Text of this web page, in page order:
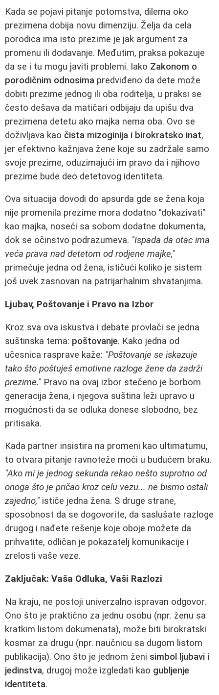
Kada se pojavi pitanje potomstva, dilema oko
prezimena dobija novu dimenziju. Želja da cela
porodica ima isto prezime je jak argument za
promenu ili dodavanje. Međutim, praksa pokazuje
da se i tu mogu javiti problemi. Iako Zakonom o
porodičnim odnosima predviđeno da dete može
dobiti prezime jednog ili oba roditelja, u praksi se
često dešava da matičari odbijaju da upišu dva
prezimena detetu ako majka nema oba. Ovo se
doživljava kao čista mizoginija i birokratsko inat,
jer efektivno kažnjava žene koje su zadržale samo
svoje prezime, oduzimajući im pravo da i njihovo
prezime bude deo detetovog identiteta.
Ova situacija dovodi do apsurda gde se žena koja
nije promenila prezime mora dodatno "dokazivati"
kao majka, noseći sa sobom dodatne dokumenta,
dok se očinstvo podrazumeva. "Ispada da otac ima
veća prava nad detetom od rodjene majke,"
primećuje jedna od žena, ističući koliko je sistem
još uvek zasnovan na patrijarhalnim shvatanjima.
Ljubav, Poštovanje i Pravo na Izbor
Kroz sva ova iskustva i debate provlači se jedna
suštinska tema: poštovanje. Kako jedna od
učesnica rasprave kaže: "Poštovanje se iskazuje
tako što poštuješ emotivne razloge žene da zadrži
prezime." Pravo na ovaj izbor stečeno je borbom
generacija žena, i njegova suština leži upravo u
mogućnosti da se odluka donese slobodno, bez
pritisaka.
Kada partner insistira na promeni kao ultimatumu,
to otvara pitanje ravnoteže moći u budućem braku.
"Ako mi je jednog sekunda rekao nešto suprotno od
onoga što je pričao kroz celu vezu... ne bismo ostali
zajedno," ističe jedna žena. S druge strane,
sposobnost da se dogovorite, da saslušate razloge
drugog i nađete rešenje koje oboje možete da
prihvatite, odličan je pokazatelj komunikacije i
zrelosti vaše veze.
Zaključak: Vaša Odluka, Vaši Razlozi
Na kraju, ne postoji univerzalno ispravan odgovor.
Ono što je praktično za jednu osobu (npr. ženu sa
kratkim listom dokumenata), može biti birokratski
kosmar za drugu (npr. naučnicu sa dugom listom
publikacija). Ono što je jednom ženi simbol ljubavi i
jedinstva, drugoj može izgledati kao gubljenje
identiteta.